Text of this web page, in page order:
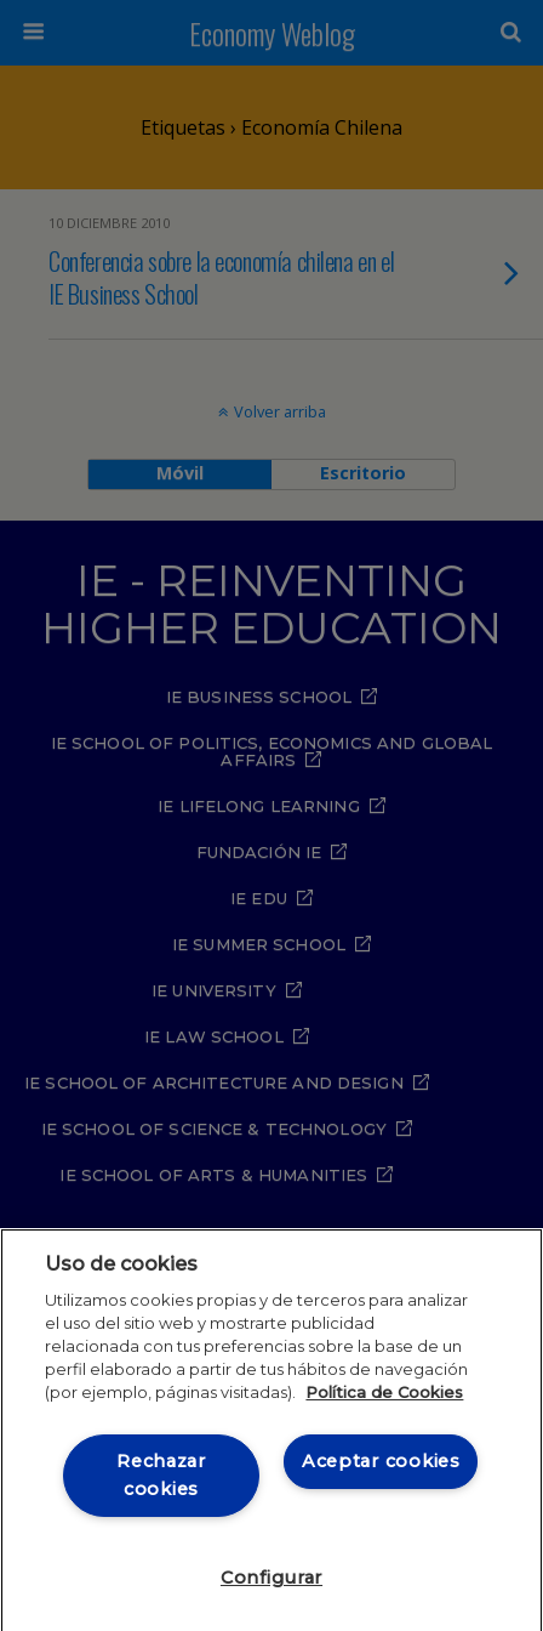
Economy Weblog
Etiquetas › Economía Chilena
10 DICIEMBRE 2010
Conferencia sobre la economía chilena en el
IE Business School
Volver arriba
Móvil Escritorio
IE - REINVENTING
HIGHER EDUCATION
IE BUSINESS SCHOOL
IE SCHOOL OF POLITICS, ECONOMICS AND GLOBAL
AFFAIRS
IE LIFELONG LEARNING
FUNDACIÓN IE
IE EDU
IE SUMMER SCHOOL
IE UNIVERSITY
IE LAW SCHOOL
IE SCHOOL OF ARCHITECTURE AND DESIGN
IE SCHOOL OF SCIENCE & TECHNOLOGY
IE SCHOOL OF ARTS & HUMANITIES
Aviso legal
Política de Cookies
Política de seguridad
Student Academic Standards
Canal Compliance
Site Map
IE University 2026
Uso de cookies
Utilizamos cookies propias y de terceros para analizar
el uso del sitio web y mostrarte publicidad
relacionada con tus preferencias sobre la base de un
perfil elaborado a partir de tus hábitos de navegación
(por ejemplo, páginas visitadas).
Política de Cookies
Aceptar cookies
Rechazar
cookies
Configurar